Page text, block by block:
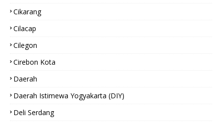
Cikarang
Cilacap
Cilegon
Cirebon Kota
Daerah
Daerah Istimewa Yogyakarta (DIY)
Deli Serdang